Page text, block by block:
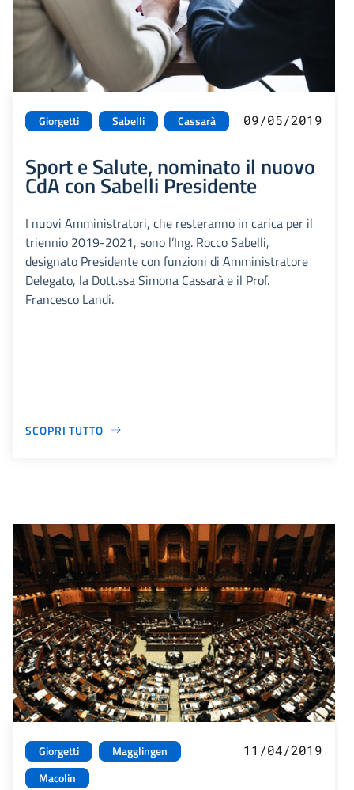
Giorgetti Sabelli Cassarà 09/05/2019
Sport e Salute, nominato il nuovo
CdA con Sabelli Presidente
I nuovi Amministratori, che resteranno in carica per il
triennio 2019-2021, sono l’Ing. Rocco Sabelli,
designato Presidente con funzioni di Amministratore
Delegato, la Dott.ssa Simona Cassarà e il Prof.
Francesco Landi.
SCOPRI TUTTO
Giorgetti
Magglingen
Macolin
11/04/2019